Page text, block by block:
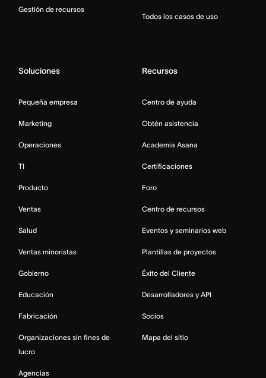
Gestión de recursos
Todos los casos de uso
Soluciones
Pequeña empresa
Marketing
Operaciones
TI
Producto
Ventas
Salud
Ventas minoristas
Gobierno
Educación
Fabricación
Organizaciones sin fines de
lucro
Agencias
Recursos
Centro de ayuda
Obtén asistencia
Academia Asana
Certificaciones
Foro
Centro de recursos
Eventos y seminarios web
Plantillas de proyectos
Éxito del Cliente
Desarrolladores y API
Socios
Mapa del sitio